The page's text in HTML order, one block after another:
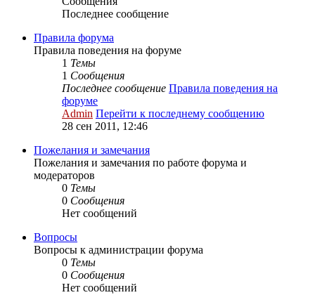
Последнее сообщение
Правила форума
Правила поведения на форуме
1 Темы
1 Сообщения
Последнее сообщение Правила поведения на
форуме
Admin Перейти к последнему сообщению
28 сен 2011, 12:46
Пожелания и замечания
Пожелания и замечания по работе форума и
модераторов
0 Темы
0 Сообщения
Нет сообщений
Вопросы
Вопросы к администрации форума
0 Темы
0 Сообщения
Нет сообщений